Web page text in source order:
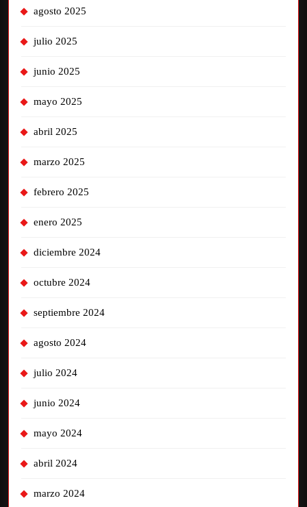
agosto 2025
julio 2025
junio 2025
mayo 2025
abril 2025
marzo 2025
febrero 2025
enero 2025
diciembre 2024
octubre 2024
septiembre 2024
agosto 2024
julio 2024
junio 2024
mayo 2024
abril 2024
marzo 2024